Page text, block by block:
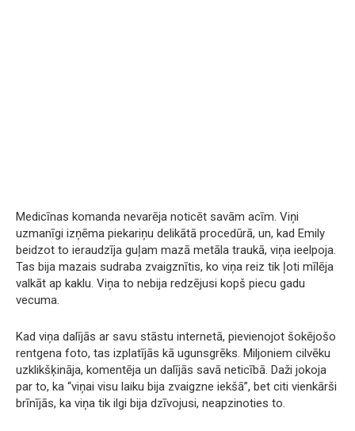
Medicīnas komanda nevarēja noticēt savām acīm. Viņi
uzmanīgi izņēma piekariņu delikātā procedūrā, un, kad Emily
beidzot to ieraudzīja guļam mazā metāla traukā, viņa ieelpoja.
Tas bija mazais sudraba zvaigznītis, ko viņa reiz tik ļoti mīlēja
valkāt ap kaklu. Viņa to nebija redzējusi kopš piecu gadu
vecuma.
Kad viņa dalījās ar savu stāstu internetā, pievienojot šokējošo
rentgena foto, tas izplatījās kā ugunsgrēks. Miljoniem cilvēku
uzklikšķināja, komentēja un dalījās savā neticībā. Daži jokoja
par to, ka “viņai visu laiku bija zvaigzne iekšā”, bet citi vienkārši
brīnījās, ka viņa tik ilgi bija dzīvojusi, neapzinoties to.